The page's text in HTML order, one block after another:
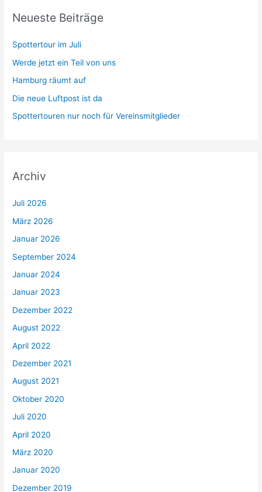
Neueste Beiträge
Spottertour im Juli
Werde jetzt ein Teil von uns
Hamburg räumt auf
Die neue Luftpost ist da
Spottertouren nur noch für Vereinsmitglieder
Archiv
Juli 2026
März 2026
Januar 2026
September 2024
Januar 2024
Januar 2023
Dezember 2022
August 2022
April 2022
Dezember 2021
August 2021
Oktober 2020
Juli 2020
April 2020
März 2020
Januar 2020
Dezember 2019